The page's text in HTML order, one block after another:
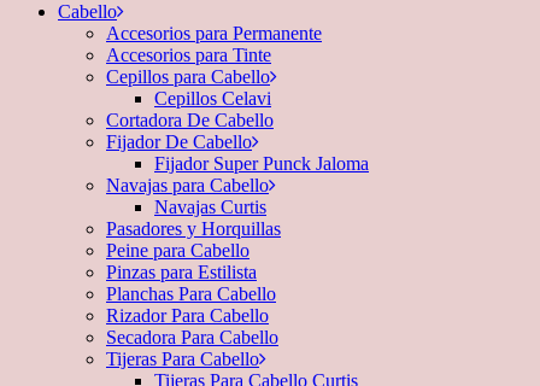
Cabello
Accesorios para Permanente
Accesorios para Tinte
Cepillos para Cabello
Cepillos Celavi
Cortadora De Cabello
Fijador De Cabello
Fijador Super Punck Jaloma
Navajas para Cabello
Navajas Curtis
Pasadores y Horquillas
Peine para Cabello
Pinzas para Estilista
Planchas Para Cabello
Rizador Para Cabello
Secadora Para Cabello
Tijeras Para Cabello
Tijeras Para Cabello Curtis